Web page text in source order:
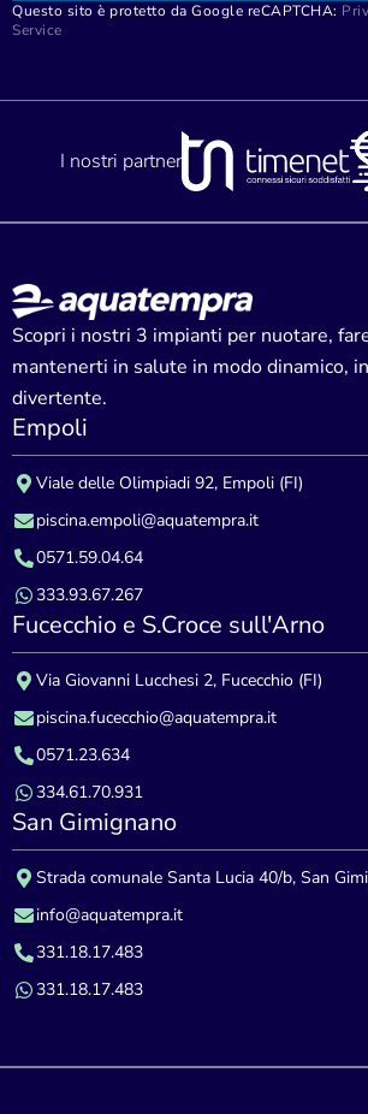
Questo sito è protetto da Google reCAPTCHA:
Service
I nostri partner
Scopri i nostri 3 impianti per nuotare,
mantenerti in salute in modo dinamico,
divertente.
Empoli
Viale delle Olimpiadi 92, Empoli (FI)
piscina.empoli@aquatempra.it
0571.59.04.64
333.93.67.267
Fucecchio e S.Croce sull'Arno
Via Giovanni Lucchesi 2, Fucecchio (FI)
piscina.fucecchio@aquatempra.it
0571.23.634
334.61.70.931
San Gimignano
Strada comunale Santa Lucia 40/b, San
info@aquatempra.it
331.18.17.483
331.18.17.483